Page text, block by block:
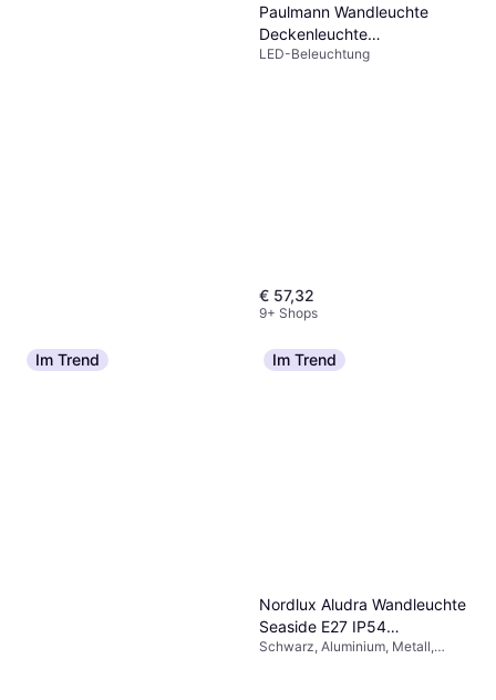
Paulmann Wandleuchte
Deckenleuchte
Lichtkanalsystem Linion
LED-Beleuchtung
€ 57,32
9+ Shops
Im Trend Im Trend
Nordlux Aludra Wandleuchte
Seaside E27 IP54
Wandlampe
Schwarz, Aluminium, Metall,